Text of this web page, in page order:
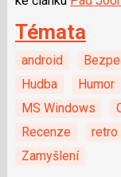
Témata
android
Hudba
Humor
MS Windows
Recenze
retro
Zamyšlení